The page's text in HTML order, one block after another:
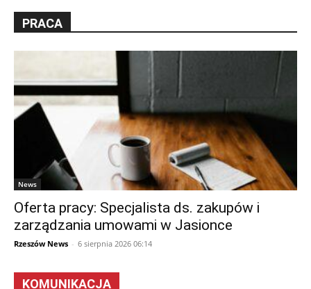
PRACA
News
Oferta pracy: Specjalista ds. zakupów i
zarządzania umowami w Jasionce
Rzeszów News - 6 sierpnia 2026 06:14
KOMUNIKACJA